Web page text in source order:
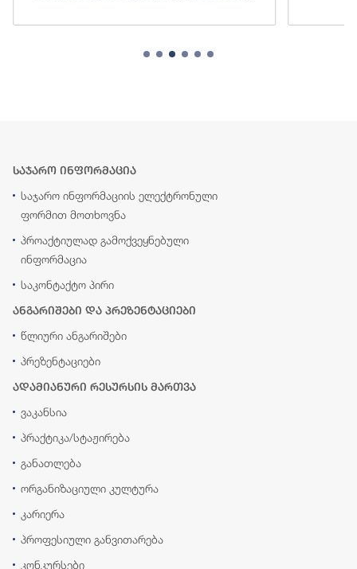
საჯარო ინფორმაცია
საჯარო ინფორმაციის ელექტრონული
ფორმით მოთხოვნა
პროაქტიულად გამოქვეყნებული
ინფორმაცია
საკონტაქტო პირი
ანგარიშები და პრეზენტაციები
წლიური ანგარიშები
პრეზენტაციები
ადამიანური რესურსის მართვა
ვაკანსია
პრაქტიკა/სტაჟირება
განათლება
ორგანიზაციული კულტურა
კარიერა
პროფესიული განვითარება
კონკურსები